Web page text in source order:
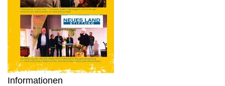
Informationen